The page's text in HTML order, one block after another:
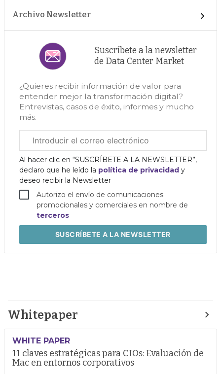
Archivo Newsletter
Suscríbete a la newsletter
de Data Center Market
¿Quieres recibir información de valor para
entender mejor la transformación digital?
Entrevistas, casos de éxito, informes y mucho
más.
electrónico
corporativo
Al hacer clic en “SUSCRÍBETE A LA NEWSLETTER”,
declaro que he leído la política de privacidad y
deseo recibir la Newsletter
Autorizo el envío de comunicaciones
promocionales y comerciales en nombre de
terceros
SUSCRÍBETEA LA NEWSLETTER
Whitepaper
WHITE PAPER
11 claves estratégicas para CIOs: Evaluación de
Mac en entornos corporativos